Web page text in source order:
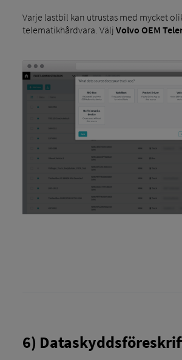
Varje lastbil kan utrustas med mycket
telematikhårdvara. Välj Volvo OEM
6)